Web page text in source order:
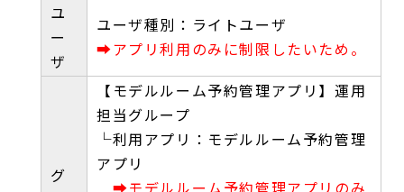
ユ
ー
ザ
ユーザ種別：ライトユーザ
➡アプリ利用のみに制限したいため。
グ
【モデルルーム予約管理アプリ】運用
担当グループ
└利用アプリ：モデルルーム予約管理
アプリ
➡モデルルーム予約管理アプリのみ